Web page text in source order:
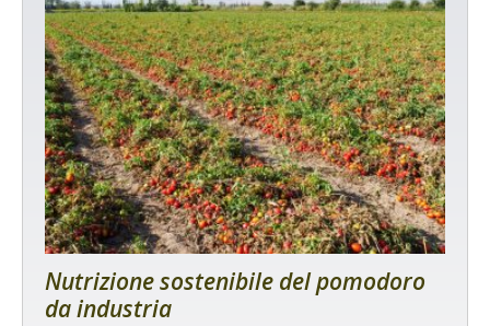
Nutrizione sostenibile del pomodoro
da industria